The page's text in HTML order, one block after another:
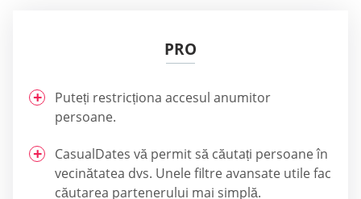
PRO
Puteți restricționa accesul anumitor
persoane.
CasualDates vă permit să căutați persoane în
vecinătatea dvs. Unele filtre avansate utile fac
căutarea partenerului mai simplă.